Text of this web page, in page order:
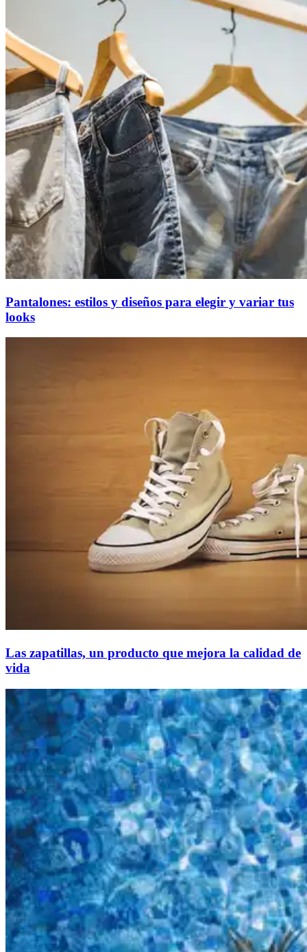
Pantalones: estilos y diseños para elegir y variar tus
looks
Las zapatillas, un producto que mejora la calidad de
vida